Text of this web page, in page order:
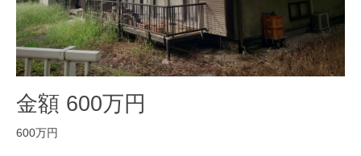
金額 600万円
600万円